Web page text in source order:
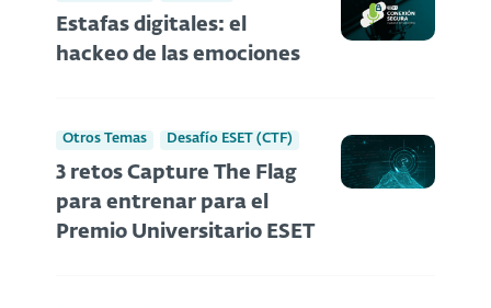
Estafas digitales: el
hackeo de las emociones
Otros Temas Desafío ESET (CTF)
3 retos Capture The Flag
para entrenar para el
Premio Universitario ESET